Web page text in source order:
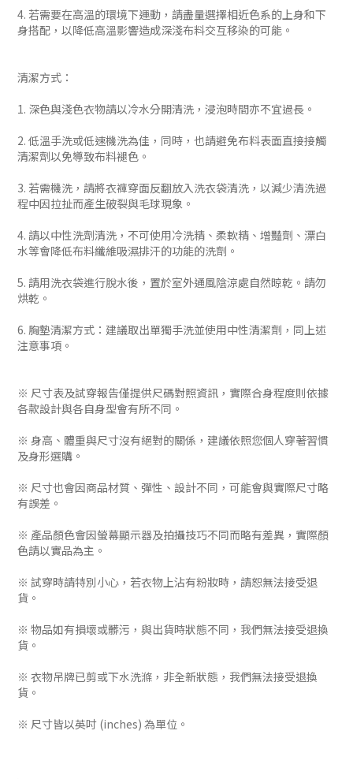
4. 若需要在高溫的環境下運動，請盡量選擇相近色系的上身和下
身搭配，以降低高溫影響造成深淺布料交互移染的可能。
清潔方式：
1. 深色與淺色衣物請以冷水分開清洗，浸泡時間亦不宜過長。
2. 低溫手洗或低速機洗為佳，同時，也請避免布料表面直接接觸
清潔劑以免導致布料褪色。
3. 若需機洗，請將衣褲穿面反翻放入洗衣袋清洗，以減少清洗過
程中因拉扯而產生破裂與毛球現象。
4. 請以中性洗劑清洗，不可使用冷洗精、柔軟精、增豔劑、漂白
水等會降低布料纖維吸濕排汗的功能的洗劑。
5. 請用洗衣袋進行脫水後，置於室外通風陰涼處自然晾乾。請勿
烘乾。
6. 胸墊清潔方式：建議取出單獨手洗並使用中性清潔劑，同上述
注意事項。
※ 尺寸表及試穿報告僅提供尺碼對照資訊，實際合身程度則依據
各款設計與各自身型會有所不同。
※ 身高、體重與尺寸沒有絕對的關係，建議依照您個人穿著習慣
及身形選購。
※ 尺寸也會因商品材質、彈性、設計不同，可能會與實際尺寸略
有誤差。
※ 產品顏色會因螢幕顯示器及拍攝技巧不同而略有差異，實際顏
色請以實品為主。
※ 試穿時請特別小心，若衣物上沾有粉妝時，請恕無法接受退
貨。
※ 物品如有損壞或髒污，與出貨時狀態不同，我們無法接受退換
貨。
※ 衣物吊牌已剪或下水洗滌，非全新狀態，我們無法接受退換
貨。
※ 尺寸皆以英吋 (inches) 為單位。